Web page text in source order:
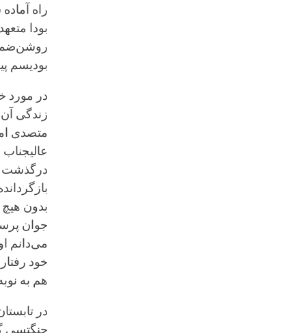
راه
بودا
بودیسم
در مورد
زندگی
متصدی
درگذشت
بدون
جوان
می‌دانم
خود
هم به
جنگتسی